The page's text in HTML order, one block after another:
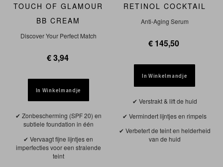
TOUCH OF GLAMOUR
BB CREAM
Discover Your Perfect Match
€ 3,94
In Winkelmandje
Zonbescherming (SPF 20) en
subtiele foundation in één
Vervaagt fijne lijntjes en
imperfecties voor een stralende
teint
RETINOL COCKTAIL
Anti-Aging Serum
€ 145,50
In Winkelmandje
Verstrakt & lift de huid
Vermindert lijntjes en rimpels
Verbetert de teint en helderheid
van de huid